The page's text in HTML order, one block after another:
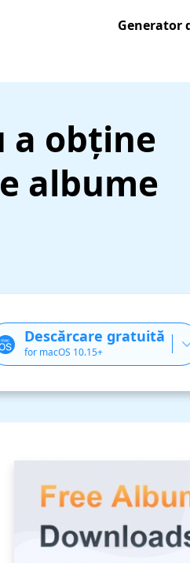
Generator
a obține
albume
Descărcare gratuită
for macOS 10.15+